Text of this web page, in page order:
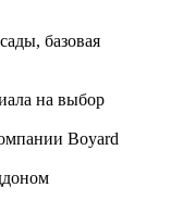
базовая
на выбор
Boyard